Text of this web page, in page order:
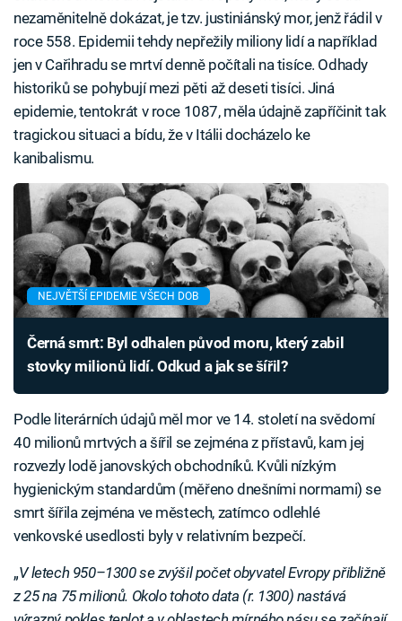
nezaměnitelně dokázat, je tzv. justiniánský mor, jenž řádil v
roce 558. Epidemii tehdy nepřežily miliony lidí a například
jen v Cařihradu se mrtví denně počítali na tisíce. Odhady
historiků se pohybují mezi pěti až deseti tisíci. Jiná
epidemie, tentokrát v roce 1087, měla údajně zapříčinit tak
tragickou situaci a bídu, že v Itálii docházelo ke
kanibalismu.
NEJVĚTŠÍ EPIDEMIE VŠECH DOB
Černá smrt: Byl odhalen původ moru, který zabil
stovky milionů lidí. Odkud a jak se šířil?
Podle literárních údajů měl mor ve 14. století na svědomí
40 milionů mrtvých a šířil se zejména z přístavů, kam jej
rozvezly lodě janovských obchodníků. Kvůli nízkým
hygienickým standardům (měřeno dnešními normami) se
smrt šířila zejména ve městech, zatímco odlehlé
venkovské usedlosti byly v relativním bezpečí.
„V letech 950–1300 se zvýšil počet obyvatel Evropy přibližně
z 25 na 75 milionů. Okolo tohoto data (r. 1300) nastává